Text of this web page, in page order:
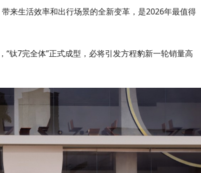
来生活效率和出行场景的全新变革，是2026年最值得
钛7完全体”正式成型，必将引发方程豹新一轮销量高